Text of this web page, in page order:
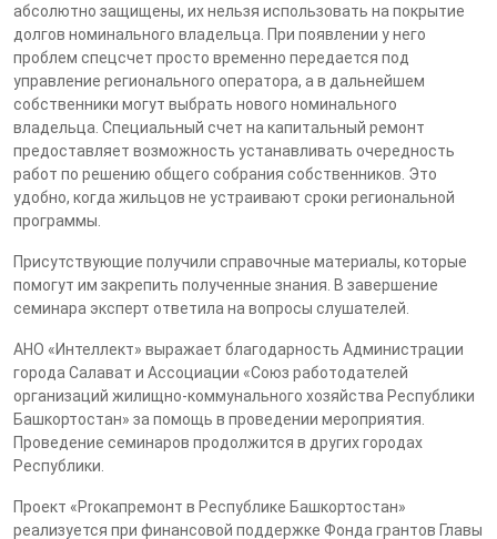
абсолютно защищены, их нельзя использовать на покрытие
долгов номинального владельца. При появлении у него
проблем спецсчет просто временно передается под
управление регионального оператора, а в дальнейшем
собственники могут выбрать нового номинального
владельца. Специальный счет на капитальный ремонт
предоставляет возможность устанавливать очередность
работ по решению общего собрания собственников. Это
удобно, когда жильцов не устраивают сроки региональной
программы.
Присутствующие получили справочные материалы, которые
помогут им закрепить полученные знания. В завершение
семинара эксперт ответила на вопросы слушателей.
АНО «Интеллект» выражает благодарность Администрации
города Салават и Ассоциации «Союз работодателей
организаций жилищно-коммунального хозяйства Республики
Башкортостан» за помощь в проведении мероприятия.
Проведение семинаров продолжится в других городах
Республики.
Проект «Proкапремонт в Республике Башкортостан»
реализуется при финансовой поддержке Фонда грантов Главы